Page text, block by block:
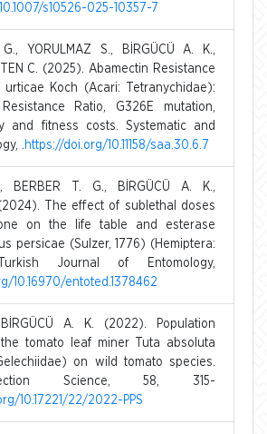
s10526-025-10357-7
YORULMAZ S., BİRGÜCÜ A. K.,
C. (2025). Abamectin Resistance
urticae Koch (Acari: Tetranychidae):
Ratio, G326E mutation,
and fitness costs. Systematic and
.
https://doi.org/10.11158/saa.30.6.7
BERBER T. G., BİRGÜCÜ A. K.,
(2024). The effect of sublethal doses
on the life table and esterase
persicae (Sulzer, 1776) (Hemiptera:
Journal of Entomology,
10.16970/entoted.1378462
A. K. (2022). Population
tomato leaf miner Tuta absoluta
on wild tomato species.
Science, 58, 315-
10.17221/22/2022-PPS